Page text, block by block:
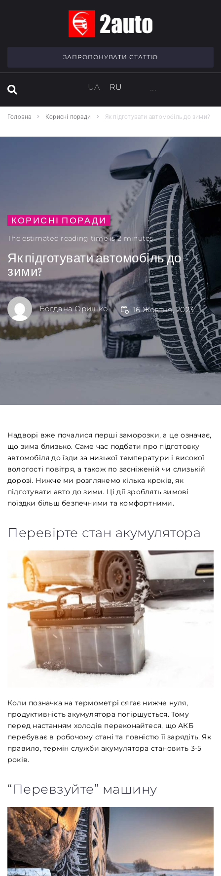
ЗАПРОПОНУВАТИ СТАТТЮ
···
UA RU
Головна Корисні поради Як підготувати автомобіль до зими?
КОРИСНІ ПОРАДИ
The estimated reading time is 2 minutes
Як підготувати автомобіль до
зими?
Богдана Оришко 16 Жовтня, 2023
Надворі вже почалися перші заморозки, а це означає,
що зима близько. Саме час подбати про підготовку
автомобіля до їзди за низької температури і високої
вологості повітря, а також по засніженій чи слизькій
дорозі. Нижче ми розглянемо кілька кроків, як
підготувати авто до зими. Ці дії зроблять зимові
поїздки більш безпечними та комфортними.
Перевірте стан акумулятора
Коли позначка на термометрі сягає нижче нуля,
продуктивність акумулятора погіршується. Тому
перед настанням холодів переконайтеся, що АКБ
перебуває в робочому стані та повністю її зарядіть. Як
правило, термін служби акумулятора становить 3-5
років.
“Перевзуйте” машину
SEARCH THIS WEBSITE